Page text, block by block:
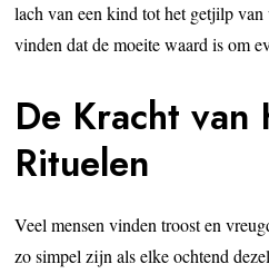
lach van een kind tot het getjilp
vinden dat de moeite waard is om
De Kracht van
Rituelen
Veel mensen vinden troost en
zo simpel zijn als elke ochtend